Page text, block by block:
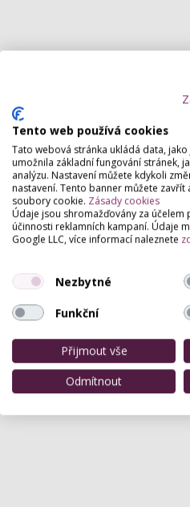
Tento web používá cookies
Tato webová stránka ukládá data,
umožnila základní fungování stránek,
analýzu. Nastavení můžete kdykoli
nastavení. Tento banner můžete
soubory cookie. Zásady cookies
Údaje jsou shromažďovány za
účinnosti reklamních kampaní. Údaje
Google LLC, více informací naleznete
Nezbytné
Funkční
Přijmout vše
Odmítnout